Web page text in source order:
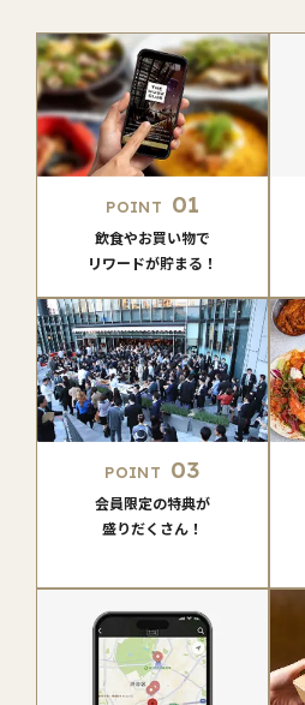
POINT 01
飲食やお買い物で
リワードが貯まる！
POINT 03
会員限定の特典が
盛りだくさん！